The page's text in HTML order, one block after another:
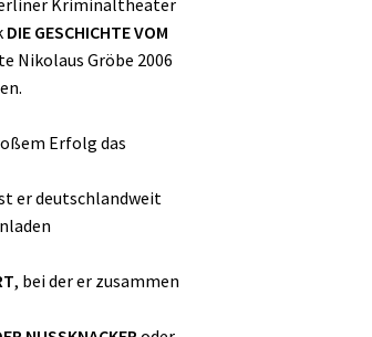
Kriminaltheater
DIE GESCHICHTE VOM
Nikolaus Gröbe 2006
Erfolg das
er deutschlandweit
, bei der er zusammen